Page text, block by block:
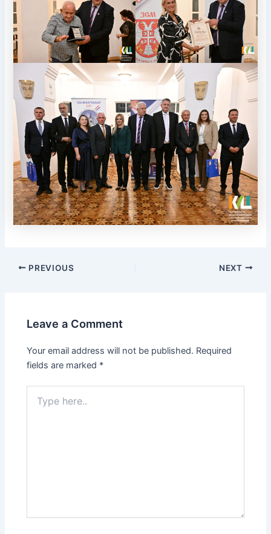
PREVIOUS NEXT
Leave a Comment
Your email address will not be published. Required
fields are marked *
here..